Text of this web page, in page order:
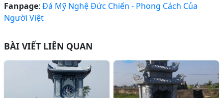
Fanpage: Đá Mỹ Nghệ Đức Chiến - Phong Cách Của
Người Việt
BÀI VIẾT LIÊN QUAN